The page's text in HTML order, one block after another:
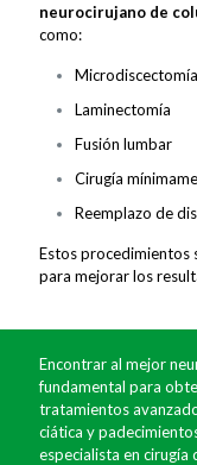
neurocirujano de
como:
Microdiscectomía
Laminectomía
Fusión lumbar
Cirugía
Reemplazo de
Estos procedimientos
para mejorar los
Encontrar al mejor
fundamental para
tratamientos
ciática y
especialista en